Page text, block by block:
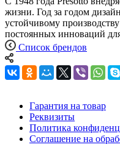
жизни. Год за годом
устойчивому
постоянных инноваций
Список брендов
Гарантия на товар
Реквизиты
Политика
Соглашение на